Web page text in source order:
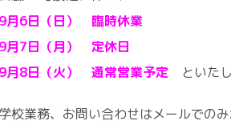
9月6日（日） 臨時休業
9月7日（月） 定休日
9月8日（火） 通常営業予定 といた
学校業務、お問い合わせはメールでの